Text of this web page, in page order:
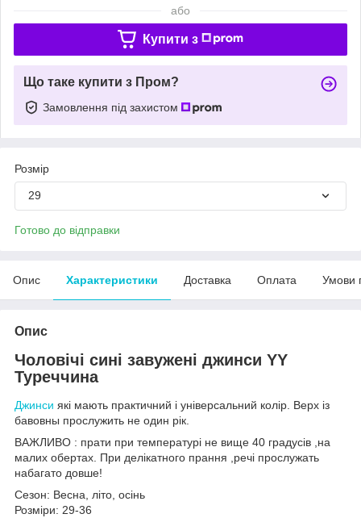
або
Купити з
Що таке купити з Пром?
Замовлення під захистом
Розмір
29
Готово до відправки
Опис Характеристики Доставка Оплата Умови
Опис
Чоловічі сині завужені джинси YY
Туреччина
Джинси які мають практичний і універсальний колір. Верх із
бавовны прослужить не один рік.
ВАЖЛИВО : прати при температурі не вище 40 градусів ,на
малих обертах. При делікатного прання ,речі прослужать
набагато довше!
Сезон: Весна, літо, осінь
Розміри: 29-36